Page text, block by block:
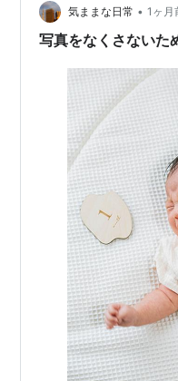
アRAIDがある。
RAID0
RAID 1(RAID1
RAID 2( RAID2 )
RAID 3(RAID3)
RAID 4( RAID4)
RAID 5(RAID5)
RAID 6
RAID 10(RAID 0+1)
JBOD
ハードウェアRAID
ソフトウェアRAID
気ままな日常 • 1ヶ月
写真をなくさないた